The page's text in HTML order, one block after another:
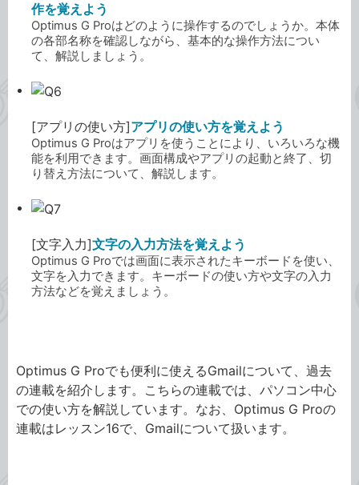
作を覚えよう
Optimus G Proはどのように操作するのでしょうか。本体
の各部名称を確認しながら、基本的な操作方法につい
て、解説しましょう。
[アプリの使い方]アプリの使い方を覚えよう
Optimus G Proはアプリを使うことにより、いろいろな機
能を利用できます。画面構成やアプリの起動と終了、切
り替え方法について、解説します。
[文字入力]文字の入力方法を覚えよう
Optimus G Proでは画面に表示されたキーボードを使い、
文字を入力できます。キーボードの使い方や文字の入力
方法などを覚えましょう。
Optimus G Proでも便利に使えるGmailについて、過去
の連載を紹介します。こちらの連載では、パソコン中心
での使い方を解説しています。なお、Optimus G Proの
連載はレッスン16で、Gmailについて扱います。